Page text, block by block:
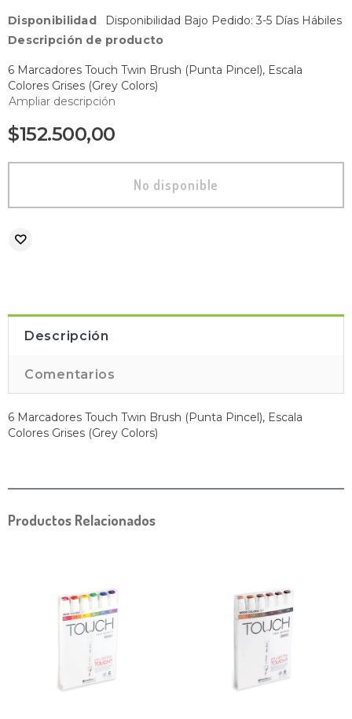
Disponibilidad
Disponibilidad Bajo Pedido: 3-5 Días Hábiles
Descripción de producto
6 Marcadores Touch Twin Brush (Punta Pincel), Escala
Colores Grises (Grey Colors)
Ampliar descripción
$152.500,00
Descripción
Comentarios
6 Marcadores Touch Twin Brush (Punta Pincel), Escala
Colores Grises (Grey Colors)
Productos Relacionados